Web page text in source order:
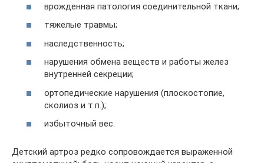
врожденная патология соединительной ткани;
тяжелые травмы;
наследственность;
нарушения обмена веществ и работы желез
внутренней секреции;
ортопедические нарушения (плоскостопие,
сколиоз и т.п.);
избыточный вес.
Детский артроз редко сопровождается выраженной